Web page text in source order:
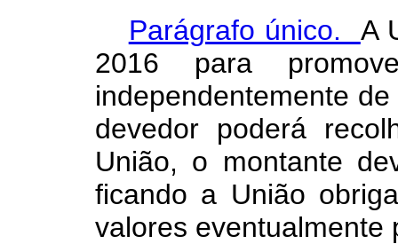
Parágrafo único. A
2016 para
independentemente
devedor poderá
União, o montante
ficando a União
valores eventualmente